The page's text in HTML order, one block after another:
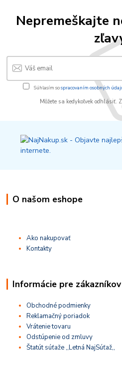
Nepremeškajte
Súhlasím sospracovaním osobných
Môžete sa kedykoľvek odhlásiť.
O našom eshope
Ako nakupovať
Kontakty
Informácie pre zákazníkov
Obchodné podmienky
Reklamačný poriadok
Vrátenie tovaru
Odstúpenie od zmluvy
Štatút súťaže ,,Letná NajSúťaž,,